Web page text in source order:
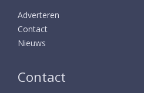
Adverteren
Contact
Nieuws
Contact